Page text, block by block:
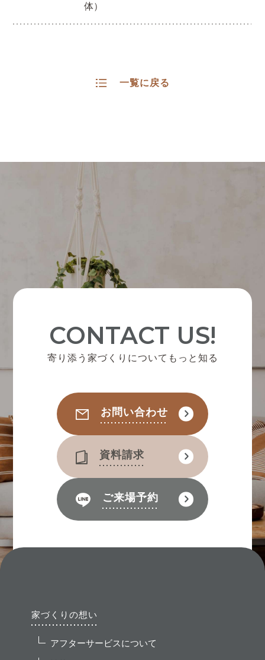
体）
一覧に戻る
CONTACT US!
寄り添う家づくりについてもっと知る
お問い合わせ
資料請求
ご来場予約
家づくりの想い
アフターサービスについて